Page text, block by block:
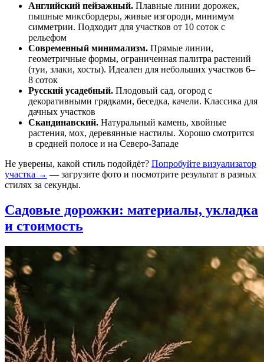
Английский пейзажный. Плавные линии дорожек,
пышные миксбордеры, живые изгороди, минимум
симметрии. Подходит для участков от 10 соток с
рельефом
Современный минимализм. Прямые линии,
геометричные формы, ограниченная палитра растений
(туи, злаки, хосты). Идеален для небольших участков 6–
8 соток
Русский усадебный. Плодовый сад, огород с
декоративными грядками, беседка, качели. Классика для
дачных участков
Скандинавский. Натуральный камень, хвойные
растения, мох, деревянные настилы. Хорошо смотрится
в средней полосе и на Северо-Западе
Не уверены, какой стиль подойдёт? Попробуйте визуализатор
участка → — загрузите фото и посмотрите результат в разных
стилях за секунды.
Садовые дорожки: материалы, укладка
и стоимость